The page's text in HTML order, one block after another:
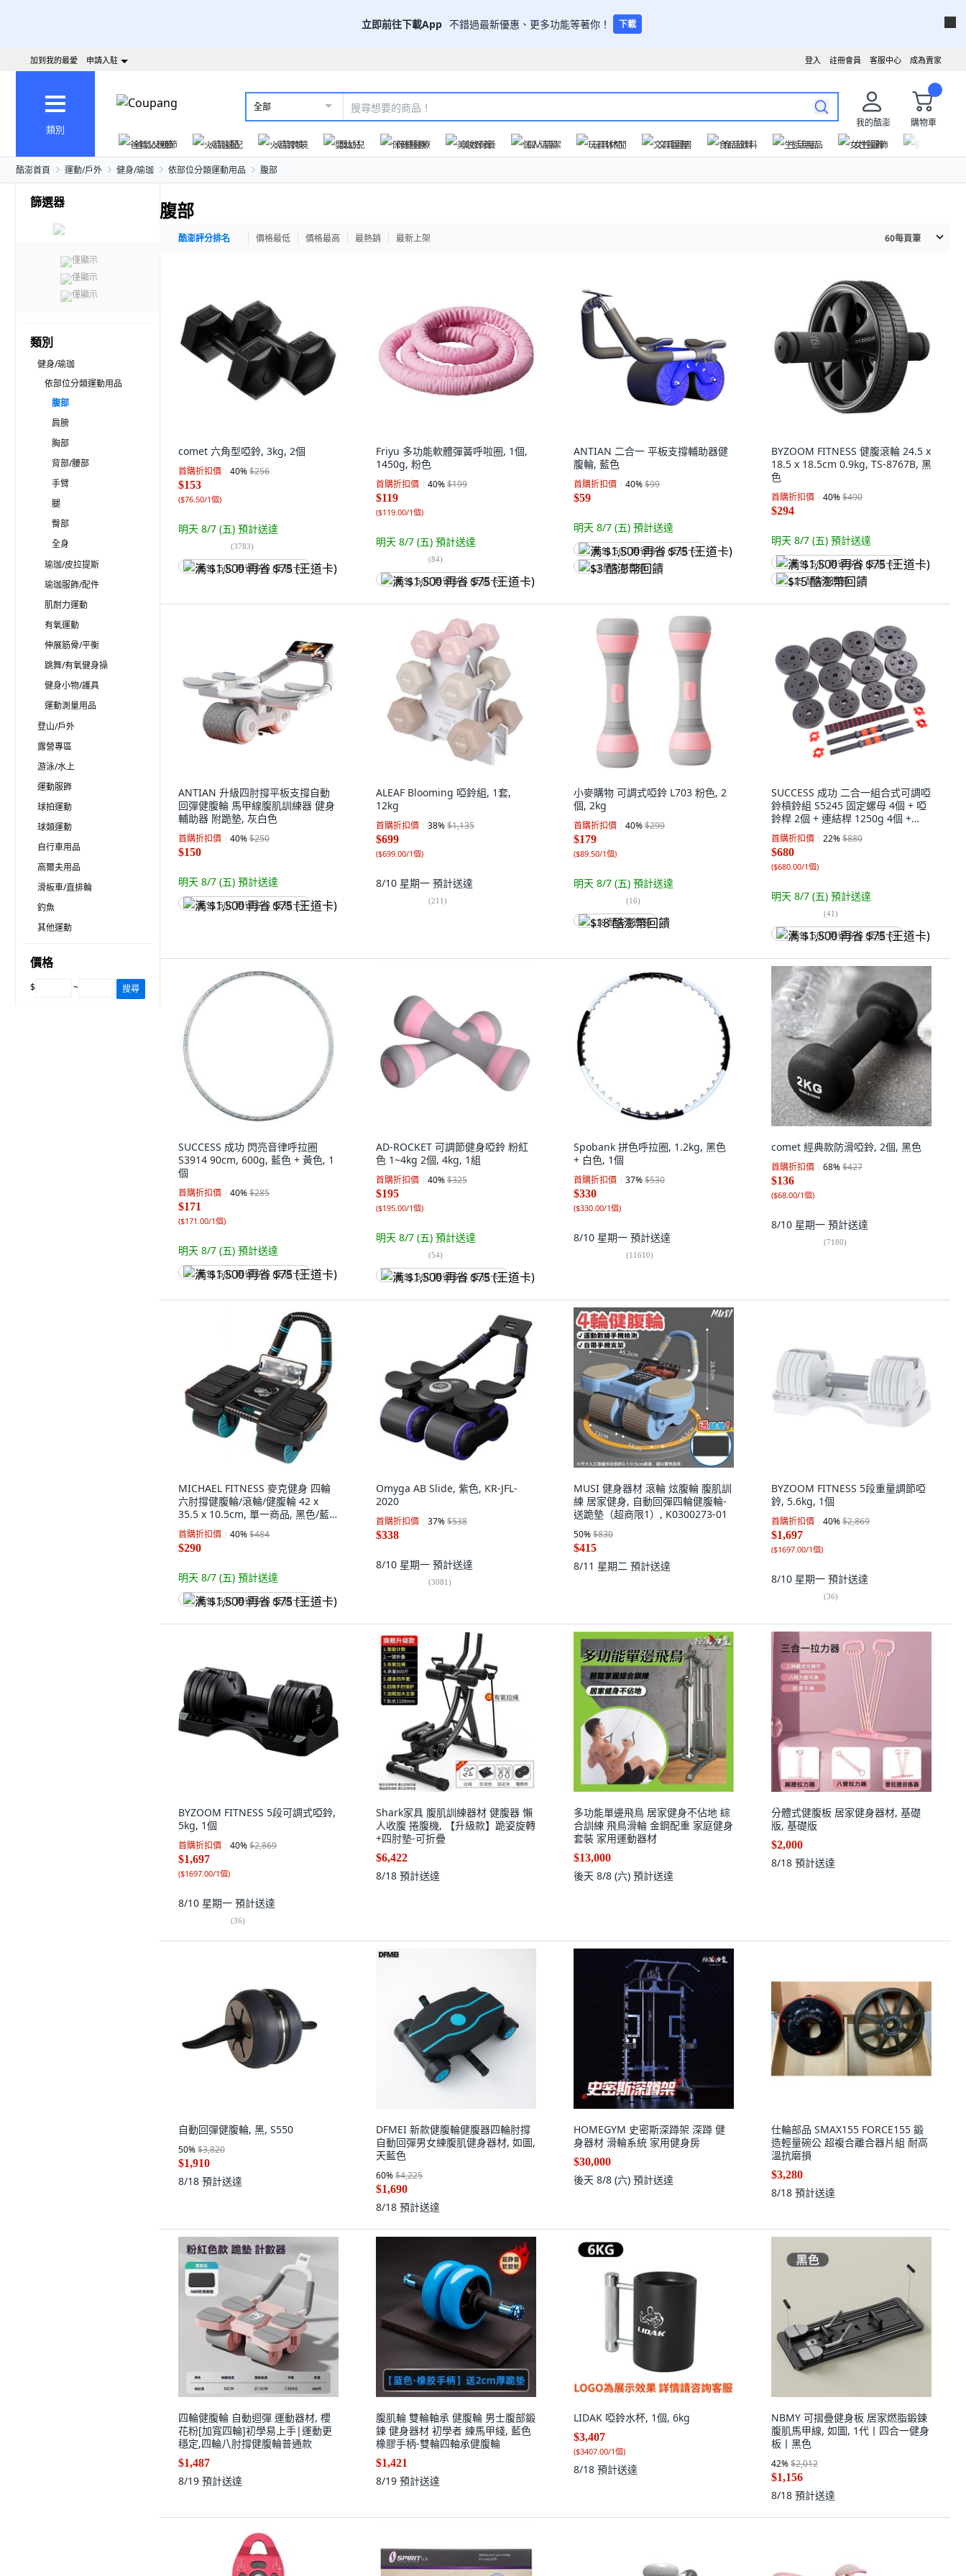
立即前往下載App 不錯過最新優惠、更多功能等著你！ 下載
成為賣家
客服中心
註冊會員
登入
加到我的最愛 申請入駐
類別
全部
我的酷澎
購物車
爸氣父親節
火箭速配 火箭跨境 嬰幼兒 保健醫療 美妝保養 個人清潔 玩具休閒 文具圖書 食品飲料 生活用品 女性服飾
酷澎首頁 運動/戶外 健身/瑜珈 依部位分類運動用品 腹部
篩選器
僅顯示
僅顯示
僅顯示
類別
健身/瑜珈
依部位分類運動用品
腹部
肩膀
胸部
背部/腰部
手臂
腿
臀部
全身
瑜珈/皮拉提斯
瑜珈服飾/配件
肌耐力運動
有氧運動
伸展筋骨/平衡
跳舞/有氧健身操
健身小物/護具
運動測量用品
登山/戶外
露營專區
游泳/水上
運動服飾
球拍運動
球類運動
自行車用品
高爾夫用品
滑板車/直排輪
釣魚
其他運動
價格
$ ~ 搜尋
腹部
酷澎評分排名 價格最低 價格最高 最熱銷 最新上架 60每頁筆
comet 六角型啞鈴, 3kg, 2個
首購折扣價 40%$256
$153
($76.50/1個)
明天 8/7 (五) 預計送達
(3783)
满 $1,500 再省 $75 (王道卡)
Friyu 多功能軟體彈簧呼啦圈, 1個,
1450g, 粉色
首購折扣價 40%$199
$119
($119.00/1個)
明天 8/7 (五) 預計送達
(84)
满 $1,500 再省 $75 (王道卡)
ANTIAN 二合一 平板支撐輔助器健
腹輪, 藍色
首購折扣價 40%$99
$59
明天 8/7 (五) 預計送達
满 $1,500 再省 $75 (王道卡)
$3 酷澎幣回饋
BYZOOM FITNESS 健腹滾輪 24.5 x
18.5 x 18.5cm 0.9kg, TS-8767B, 黑
色
首購折扣價 40%$490
$294
明天 8/7 (五) 預計送達
满 $1,500 再省 $75 (王道卡)
$15 酷澎幣回饋
ANTIAN 升級四肘撐平板支撐自動
回彈健腹輪 馬甲線腹肌訓練器 健身
輔助器 附跪墊, 灰白色
首購折扣價 40%$250
$150
明天 8/7 (五) 預計送達
满 $1,500 再省 $75 (王道卡)
ALEAF Blooming 啞鈴組, 1套,
12kg
首購折扣價 38%$1,135
$699
($699.00/1個)
8/10 星期一 預計送達
(211)
小麥購物 可調式啞鈴 L703 粉色, 2
個, 2kg
首購折扣價 40%$299
$179
($89.50/1個)
明天 8/7 (五) 預計送達
(16)
$18 酷澎幣回饋
SUCCESS 成功 二合一組合式可調啞
鈴槓鈴組 S5245 固定螺母 4個 + 啞
鈴桿 2個 + 連結桿 1250g 4個 +
1.5kg 4個 + 2kg 4個 1250g 4個 +
1.5kg 4個 + 2kg 4個 20kg 1組
首購折扣價 22%$880
$680
($680.00/1個)
明天 8/7 (五) 預計送達
(41)
满 $1,500 再省 $75 (王道卡)
SUCCESS 成功 閃亮音律呼拉圈
S3914 90cm, 600g, 藍色 + 黃色, 1
個
首購折扣價 40%$285
$171
($171.00/1個)
明天 8/7 (五) 預計送達
满 $1,500 再省 $75 (王道卡)
AD-ROCKET 可調節健身啞鈴 粉紅
色 1~4kg 2個, 4kg, 1組
首購折扣價 40%$325
$195
($195.00/1個)
明天 8/7 (五) 預計送達
(54)
满 $1,500 再省 $75 (王道卡)
Spobank 拼色呼拉圈, 1.2kg, 黑色
+ 白色, 1個
首購折扣價 37%$530
$330
($330.00/1個)
8/10 星期一 預計送達
(11610)
comet 經典款防滑啞鈴, 2個, 黑色
首購折扣價 68%$427
$136
($68.00/1個)
8/10 星期一 預計送達
(7180)
MICHAEL FITNESS 麥克健身 四輪
六肘撐健腹輪/滾輪/健腹輪 42 x
35.5 x 10.5cm, 單一商品, 黑色/藍
色
首購折扣價 40%$484
$290
明天 8/7 (五) 預計送達
满 $1,500 再省 $75 (王道卡)
Omyga AB Slide, 紫色, KR-JFL-
2020
首購折扣價 37%$538
$338
8/10 星期一 預計送達
(3081)
MUSI 健身器材 滾輪 炫腹輪 腹肌訓
練 居家健身, 自動回彈四輪健腹輪-
送跪墊（超商限1）, K0300273-01
50%$830
$415
8/11 星期二 預計送達
BYZOOM FITNESS 5段重量調節啞
鈴, 5.6kg, 1個
首購折扣價 40%$2,869
$1,697
($1697.00/1個)
8/10 星期一 預計送達
(36)
BYZOOM FITNESS 5段可調式啞鈴,
5kg, 1個
首購折扣價 40%$2,869
$1,697
($1697.00/1個)
8/10 星期一 預計送達
(36)
Shark家具 腹肌訓練器材 健腹器 懶
人收腹 捲腹機, 【升級款】跪姿旋轉
+四肘墊-可折疊
$6,422
8/18 預計送達
多功能單邊飛鳥 居家健身不佔地 綜
合訓練 飛鳥滑輪 金鋼配重 家庭健身
套裝 家用運動器材
$13,000
後天 8/8 (六) 預計送達
分體式健腹板 居家健身器材, 基礎
版, 基礎版
$2,000
8/18 預計送達
自動回彈健腹輪, 黑, S550
50%$3,820
$1,910
8/18 預計送達
DFMEI 新款健腹輪健腹器四輪肘撐
自動回彈男女練腹肌健身器材, 如圖,
天藍色
60%$4,225
$1,690
8/18 預計送達
HOMEGYM 史密斯深蹲架 深蹲 健
身器材 滑輪系統 家用健身房
$30,000
後天 8/8 (六) 預計送達
仕輪部品 SMAX155 FORCE155 鍛
造輕量碗公 超複合離合器片組 耐高
溫抗磨損
$3,280
8/18 預計送達
四輪健腹輪 自動迴彈 運動器材, 櫻
花粉[加寬四輪]初學易上手|運動更
穩定,四輪八肘撐健腹輪普通款
$1,487
8/19 預計送達
腹肌輪 雙輪軸承 健腹輪 男士腹部鍛
鍊 健身器材 初學者 練馬甲綫, 藍色
橡膠手柄-雙輪四軸承健腹輪
$1,421
8/19 預計送達
LIDAK 啞鈴水杯, 1個, 6kg
$3,407
($3407.00/1個)
8/18 預計送達
NBMY 可摺疊健身板 居家燃脂鍛鍊
腹肌馬甲線, 如圖, 1代丨四合一健身
板丨黑色
42%$2,012
$1,156
8/18 預計送達